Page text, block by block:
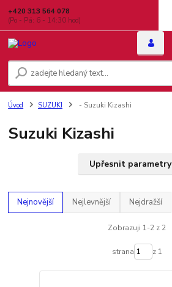
+420 313 564 078
(Po - Pá: 6 - 14:30 hod)
Úvod SUZUKI - Suzuki Kizashi
Suzuki Kizashi
Upřesnit parametry
Nejnovější Nejlevnější Nejdražší
Zobrazuji 1-2 z 2
strana z 1